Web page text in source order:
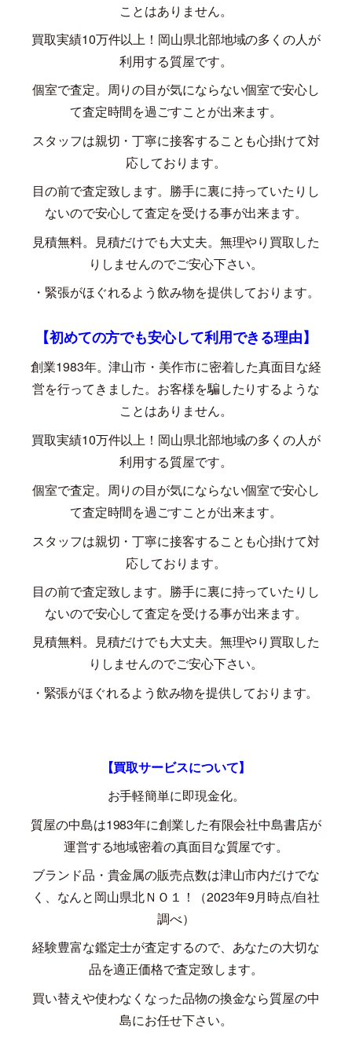
ことはありません。
買取実績10万件以上！岡山県北部地域の多くの人が
利用する質屋です。
個室で査定。周りの目が気にならない個室で安心し
て査定時間を過ごすことが出来ます。
スタッフは親切・丁寧に接客することも心掛けて対
応しております。
目の前で査定致します。勝手に裏に持っていたりし
ないので安心して査定を受ける事が出来ます。
見積無料。見積だけでも大丈夫。無理やり買取した
りしませんのでご安心下さい。
・緊張がほぐれるよう飲み物を提供しております。
【初めての方でも安心して利用できる理由】
創業1983年。津山市・美作市に密着した真面目な経
営を行ってきました。お客様を騙したりするような
ことはありません。
買取実績10万件以上！岡山県北部地域の多くの人が
利用する質屋です。
個室で査定。周りの目が気にならない個室で安心し
て査定時間を過ごすことが出来ます。
スタッフは親切・丁寧に接客することも心掛けて対
応しております。
目の前で査定致します。勝手に裏に持っていたりし
ないので安心して査定を受ける事が出来ます。
見積無料。見積だけでも大丈夫。無理やり買取した
りしませんのでご安心下さい。
・緊張がほぐれるよう飲み物を提供しております。
【買取サービスについて】
お手軽簡単に即現金化。
質屋の中島は1983年に創業した有限会社中島書店が
運営する地域密着の真面目な質屋です。
ブランド品・貴金属の販売点数は津山市内だけでな
く、なんと岡山県北ＮＯ１！（2023年9月時点/自社
調べ）
経験豊富な鑑定士が査定するので、あなたの大切な
品を適正価格で査定致します。
買い替えや使わなくなった品物の換金なら質屋の中
島にお任せ下さい。